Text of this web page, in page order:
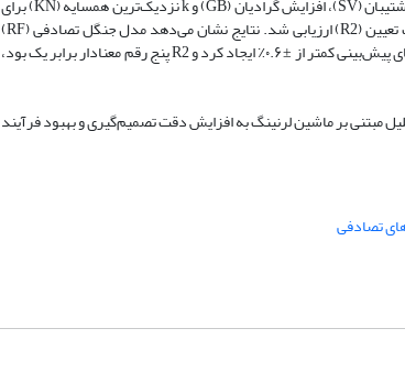
در تجزیه و تحلیل داده از چهار مدل ماشین لرنینگ نظارت شده شامل جنگل‌های تصادفی (RF)، ماشین بردار پشتیبان (SV)، افزایش گرادیان (GB) و k نزدیک‌ترین همسایه (KN) برای
پیش‌بینی شاخص دوام استفاده شد. عملکرد مدل با استفاده از میزان خطای میانگین مطلق (RMSE) و ضریب تعیین (R2) ارزیابی شد. نتایج نشان می‌دهد مدل جنگل تصادفی (RF)
بهترین عملکرد را داشته است، به ویژه برای هر دو نوع سنگ آذرین در وضعیت اشباع و خشک، مدل RF خطاهای پیش‌بینی کمتر از ±۰.۶٪ ایجاد کرد و R2 پنج رقم معنادار برابر یک بود،
بر ماشین لرنینگ به افزایش دقت تصمیم‌گیری و بهبود فرآیند
تصادفی